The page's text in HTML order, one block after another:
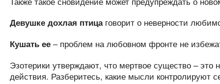
Девушке дохлая птицаговорит о неверности
Кушать ее– проблем на любовном фронте не
Эзотерики утверждают, что мертвое существо – это
действия. Разберитесь, какие мысли контролируют